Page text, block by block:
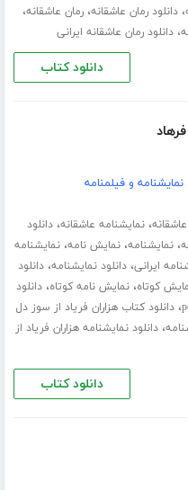
،دانلود رمان عاشقانه،رمان عاشقانه،
،دانلود رمان عاشقانه ایرانی
دانلود کتاب
و فیلمنامه
،نمایشنامه عاشقانه،دانلود
،نمایشنامه،نمایش نامه،نمایشنامه
ایرانی،دانلود نمایشنامه،دانلود
کوتاه،نمایش نامه کوتاه،دانلود
،دانلود کتاب هزاران فریاد از سوز دل
،دانلود نمایشنامه هزاران فریاد از
دانلود کتاب